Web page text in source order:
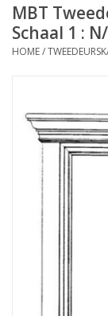
Houtbouw
Machines
Documentatie
Tijdschriften
Nieuwe tekeningen
NIEUWE
MBT
Schaal 1 :
HOME/